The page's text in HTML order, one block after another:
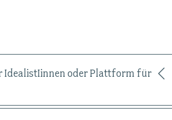
IdealistIinnen oder Plattform für